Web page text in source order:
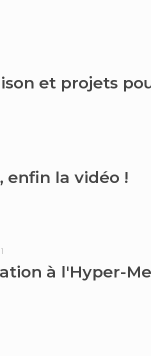
et projets
enfin la vidéo !
à l'Hyper-